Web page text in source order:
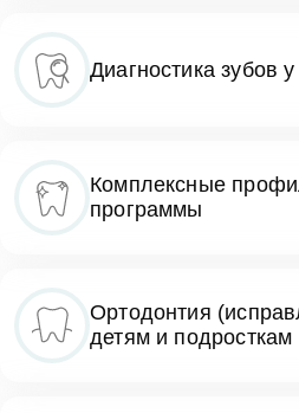
Диагностика зубов
Комплексные
программы
Ортодонтия
детям и подросткам